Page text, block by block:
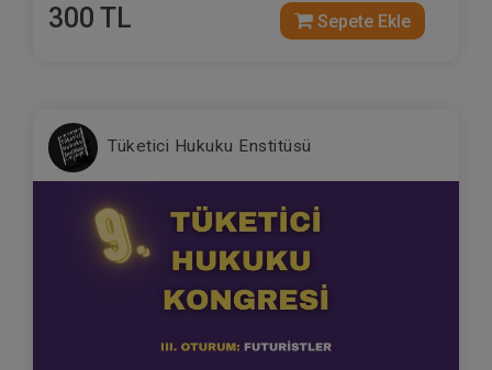
300 TL Sepete Ekle
Tüketici Hukuku Enstitüsü